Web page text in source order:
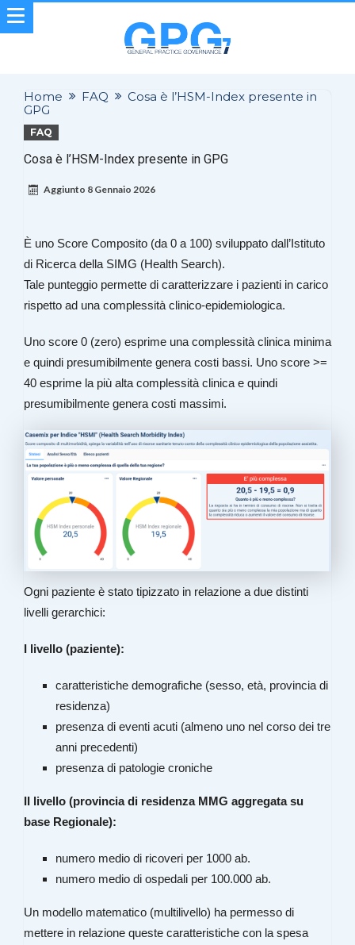
Home FAQ
Cosa è l’HSM-Index presente in
GPG
FAQ
Cosa è l’HSM-Index presente in GPG
Aggiunto 8 Gennaio 2026
È uno Score Composito (da 0 a 100) sviluppato dall’Istituto
di Ricerca della SIMG (Health Search).
Tale punteggio permette di caratterizzare i pazienti in carico
rispetto ad una complessità clinico-epidemiologica.
Uno score 0 (zero) esprime una complessità clinica minima
e quindi presumibilmente genera costi bassi. Uno score >=
40 esprime la più alta complessità clinica e quindi
presumibilmente genera costi massimi.
Ogni paziente è stato tipizzato in relazione a due distinti
livelli gerarchici:
I livello (paziente):
caratteristiche demografiche (sesso, età, provincia di
residenza)
presenza di eventi acuti (almeno uno nel corso dei tre
anni precedenti)
presenza di patologie croniche
II livello (provincia di residenza MMG aggregata su
base Regionale):
numero medio di ricoveri per 1000 ab.
numero medio di ospedali per 100.000 ab.
Un modello matematico (multilivello) ha permesso di
mettere in relazione queste caratteristiche con la spesa